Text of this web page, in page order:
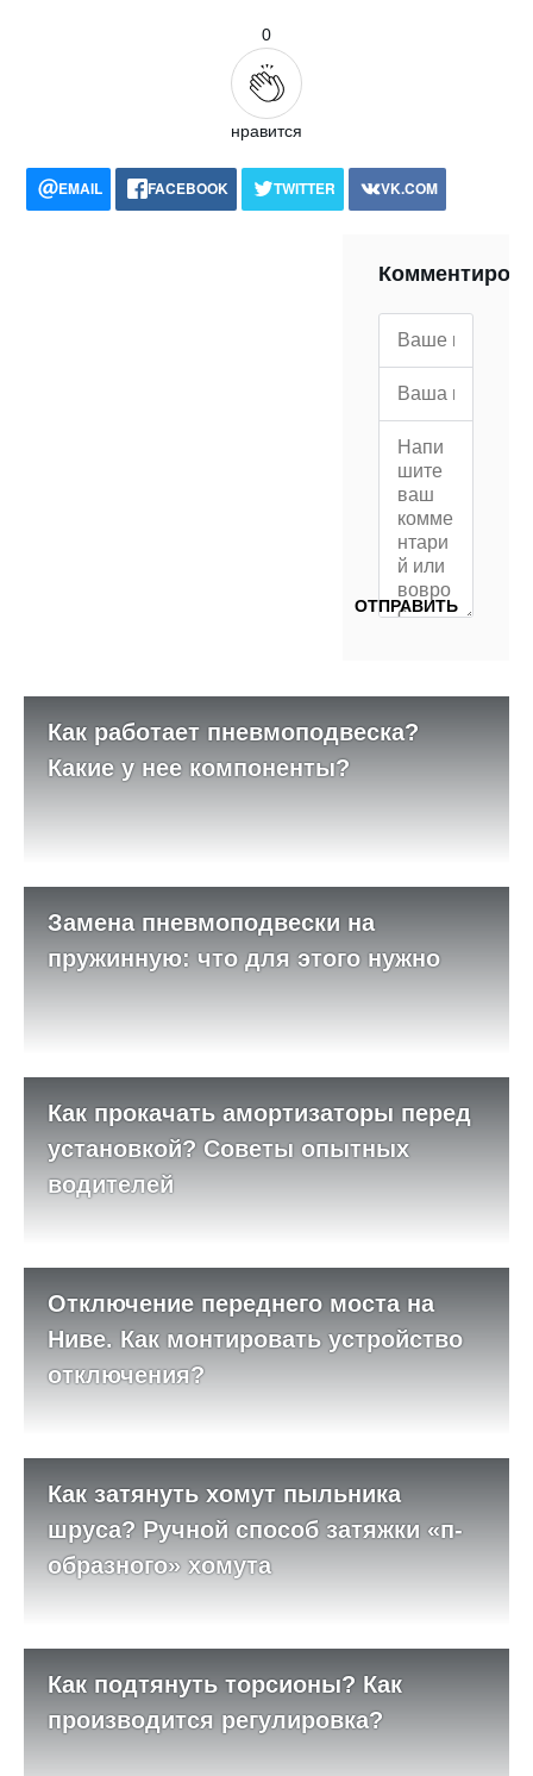
0
нравится
EMAIL FACEBOOK TWITTER
VK.COM
Как работает пневмоподвеска?
Какие у нее компоненты?
Замена пневмоподвески на
пружинную: что для этого нужно
Как прокачать амортизаторы перед
установкой? Советы опытных
водителей
Отключение переднего моста на
Ниве. Как монтировать устройство
отключения?
Как затянуть хомут пыльника
шруса? Ручной способ затяжки «п-
образного» хомута
Как подтянуть торсионы? Как
производится регулировка?